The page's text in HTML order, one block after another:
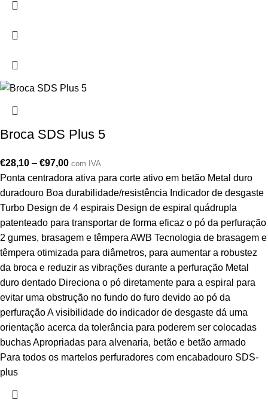
Broca SDS Plus 5
€28,10 – €97,00 com IVA
Ponta centradora ativa para corte ativo em betão Metal duro
duradouro Boa durabilidade/resistência Indicador de desgaste
Turbo Design de 4 espirais Design de espiral quádrupla
patenteado para transportar de forma eficaz o pó da perfuração
2 gumes, brasagem e têmpera AWB Tecnologia de brasagem e
têmpera otimizada para diâmetros, para aumentar a robustez
da broca e reduzir as vibrações durante a perfuração Metal
duro dentado Direciona o pó diretamente para a espiral para
evitar uma obstrução no fundo do furo devido ao pó da
perfuração A visibilidade do indicador de desgaste dá uma
orientação acerca da tolerância para poderem ser colocadas
buchas Apropriadas para alvenaria, betão e betão armado
Para todos os martelos perfuradores com encabadouro SDS-
plus